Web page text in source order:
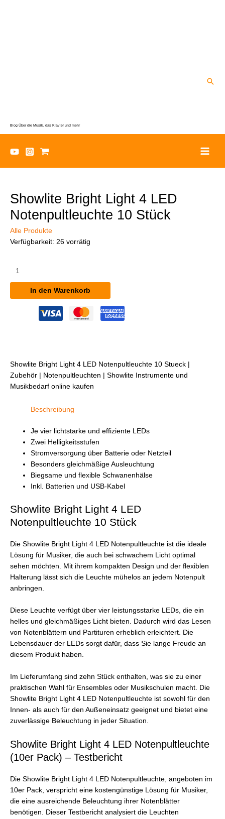
Blog Über die Musik, das Klavier und mehr
Showlite Bright Light 4 LED
Notenpultleuchte 10 Stück
Alle Produkte
Verfügbarkeit: 26 vorrätig
Bright
4
Notenpultleuchte
In den Warenkorb
Showlite Bright Light 4 LED Notenpultleuchte 10 Stueck |
Zubehör | Notenpultleuchten | Showlite Instrumente und
Musikbedarf online kaufen
Beschreibung
Je vier lichtstarke und effiziente LEDs
Zwei Helligkeitsstufen
Stromversorgung über Batterie oder Netzteil
Besonders gleichmäßige Ausleuchtung
Biegsame und flexible Schwanenhälse
Inkl. Batterien und USB-Kabel
Showlite Bright Light 4 LED
Notenpultleuchte 10 Stück
Die Showlite Bright Light 4 LED Notenpultleuchte ist die ideale
Lösung für Musiker, die auch bei schwachem Licht optimal
sehen möchten. Mit ihrem kompakten Design und der flexiblen
Halterung lässt sich die Leuchte mühelos an jedem Notenpult
anbringen.
Diese Leuchte verfügt über vier leistungsstarke LEDs, die ein
helles und gleichmäßiges Licht bieten. Dadurch wird das Lesen
von Notenblättern und Partituren erheblich erleichtert. Die
Lebensdauer der LEDs sorgt dafür, dass Sie lange Freude an
diesem Produkt haben.
Im Lieferumfang sind zehn Stück enthalten, was sie zu einer
praktischen Wahl für Ensembles oder Musikschulen macht. Die
Showlite Bright Light 4 LED Notenpultleuchte ist sowohl für den
Innen- als auch für den Außeneinsatz geeignet und bietet eine
zuverlässige Beleuchtung in jeder Situation.
Showlite Bright Light 4 LED Notenpultleuchte
(10er Pack) – Testbericht
Die Showlite Bright Light 4 LED Notenpultleuchte, angeboten im
10er Pack, verspricht eine kostengünstige Lösung für Musiker,
die eine ausreichende Beleuchtung ihrer Notenblätter
benötigen. Dieser Testbericht analysiert die Leuchten